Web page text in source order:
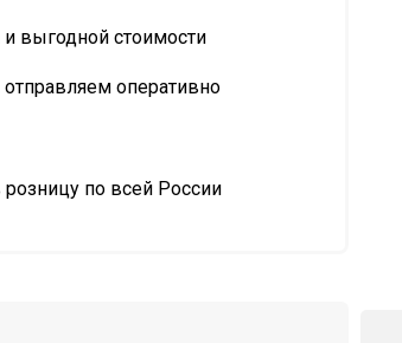
выгодной стоимости
оперативно
по всей России